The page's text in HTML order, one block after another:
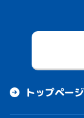
トップページ